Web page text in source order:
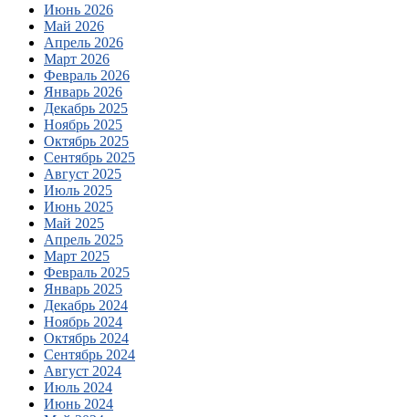
Июнь 2026
Май 2026
Апрель 2026
Март 2026
Февраль 2026
Январь 2026
Декабрь 2025
Ноябрь 2025
Октябрь 2025
Сентябрь 2025
Август 2025
Июль 2025
Июнь 2025
Май 2025
Апрель 2025
Март 2025
Февраль 2025
Январь 2025
Декабрь 2024
Ноябрь 2024
Октябрь 2024
Сентябрь 2024
Август 2024
Июль 2024
Июнь 2024